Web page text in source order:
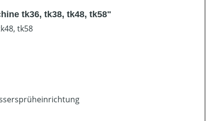
tk36, tk38, tk48, tk58"
tk58